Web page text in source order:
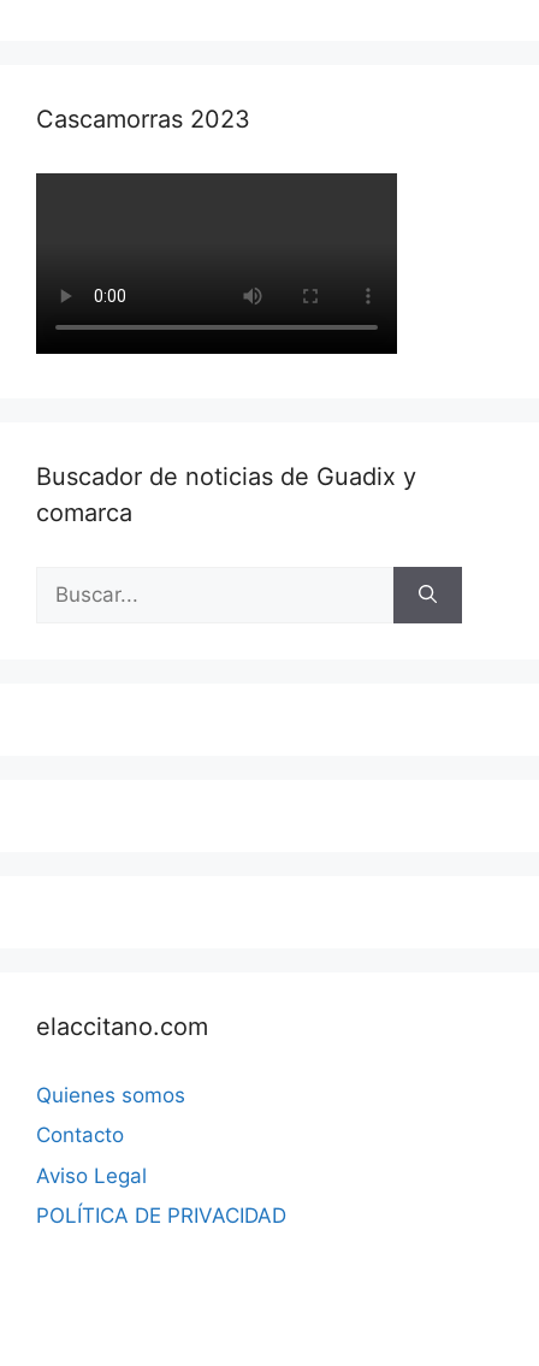
Cascamorras 2023
Buscador de noticias de Guadix y
comarca
elaccitano.com
Quienes somos
Contacto
Aviso Legal
POLÍTICA DE PRIVACIDAD